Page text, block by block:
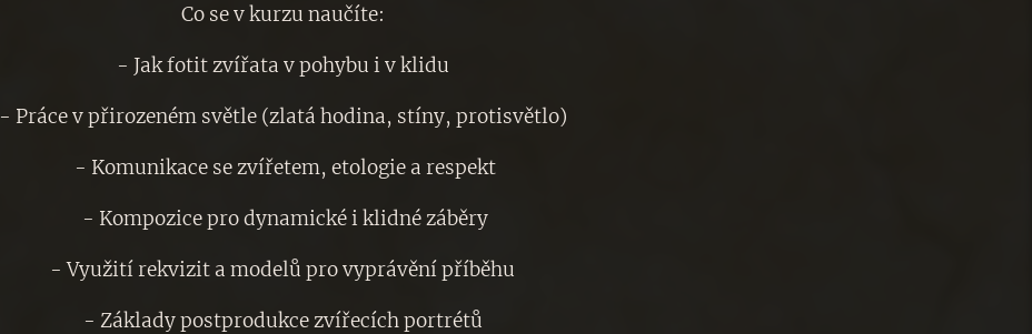
Co se v kurzu naučíte:
- Jak fotit zvířata v pohybu i v klidu
- Práce v přirozeném světle (zlatá hodina, stíny, protisvětlo)
- Komunikace se zvířetem, etologie a respekt
- Kompozice pro dynamické i klidné záběry
- Využití rekvizit a modelů pro vyprávění příběhu
- Základy postprodukce zvířecích portrétů